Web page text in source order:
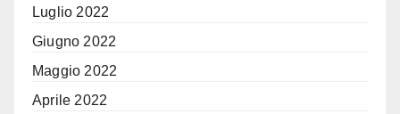
Luglio 2022
Giugno 2022
Maggio 2022
Aprile 2022